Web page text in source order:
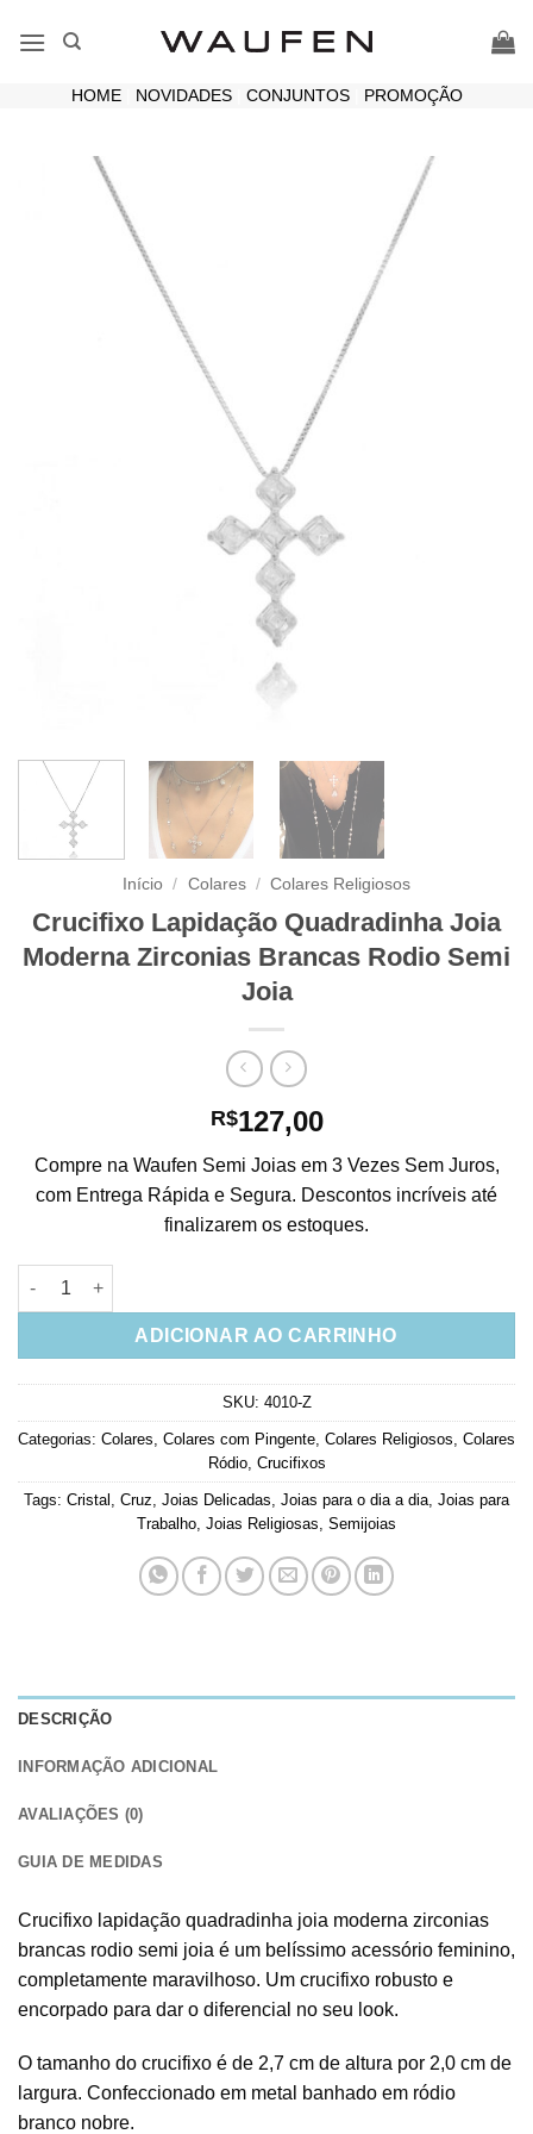
HOME| NOVIDADES| CONJUNTOS| PROMOÇÃO
Início / Colares / Colares Religiosos
Crucifixo Lapidação Quadradinha Joia
Moderna Zirconias Brancas Rodio Semi
Joia
R$127,00
Compre na Waufen Semi Joias em 3 Vezes Sem Juros,
com Entrega Rápida e Segura. Descontos incríveis até
finalizarem os estoques.
Crucifixo Lapidação Quadradinha Joia Moderna Zirconias
ADICIONAR AO CARRINHO
SKU: 4010-Z
Categorias: Colares Colares com Pingente Colares Religiosos Colares
Ródio, Crucifixos
Tags: Cristal Cruz Joias Delicadas Joias para o dia a dia Joias para
Trabalho Joias Religiosas Semijoias
DESCRIÇÃO
INFORMAÇÃO ADICIONAL
AVALIAÇÕES (0)
GUIA DE MEDIDAS
Crucifixo lapidação quadradinha joia moderna zirconias
brancas rodio semi joia é um belíssimo acessório feminino,
completamente maravilhoso. Um crucifixo robusto e
encorpado para dar o diferencial no seu look.
O tamanho do crucifixo é de 2,7 cm de altura por 2,0 cm de
largura. Confeccionado em metal banhado em ródio
branco nobre.